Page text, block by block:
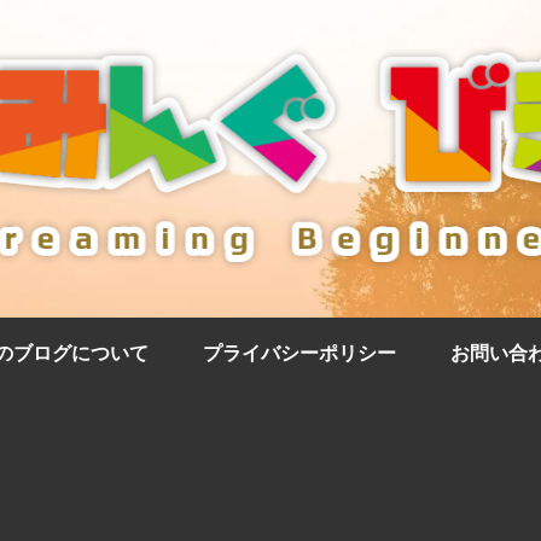
ブログについて プライバシーポリシー お問い合